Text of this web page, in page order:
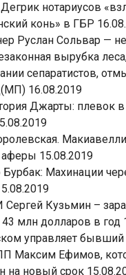
нотариусов
конь» в ГБР
Руслан Сольвар —
вырубка
сепаратистов,
16.08.2019
Джарты: плевок
15.08.2019
Махинации
Сергей Кузьмин –
43 млн долларов в год
управляет бывший
Максим Ефимов,
на новый срок